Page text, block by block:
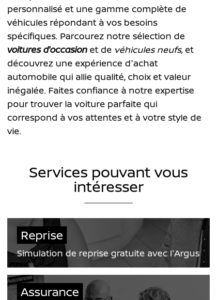
personnalisé et une gamme complète de
véhicules répondant à vos besoins
spécifiques. Parcourez notre sélection de
voitures d'occasion et de véhicules neufs, et
découvrez une expérience d'achat
automobile qui allie qualité, choix et valeur
inégalée. Faites confiance à notre expertise
pour trouver la voiture parfaite qui
correspond à vos attentes et à votre style de
vie.
Services pouvant vous
intéresser
Reprise
Simulation de reprise gratuite avec l'Argus
Assurance